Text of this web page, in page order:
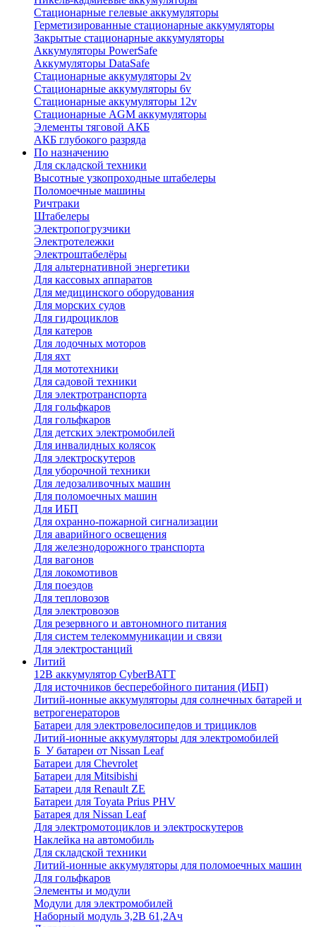
Стационарные гелевые аккумуляторы
Герметизированные стационарные аккумуляторы
Закрытые стационарные аккумуляторы
Аккумуляторы PowerSafe
Аккумуляторы DataSafe
Стационарные аккумуляторы 2v
Стационарные аккумуляторы 6v
Стационарные аккумуляторы 12v
Стационарные AGM аккумуляторы
Элементы тяговой АКБ
АКБ глубокого разряда
По назначению
Для складской техники
Высотные узкопроходные штабелеры
Поломоечные машины
Ричтраки
Штабелеры
Электропогрузчики
Электротележки
Электроштабелёры
Для альтернативной энергетики
Для кассовых аппаратов
Для медицинского оборудования
Для морских судов
Для гидроциклов
Для катеров
Для лодочных моторов
Для яхт
Для мототехники
Для садовой техники
Для электротранспорта
Для гольфкаров
Для гольфкаров
Для детских электромобилей
Для инвалидных колясок
Для электроскутеров
Для уборочной техники
Для ледозаливочных машин
Для поломоечных машин
Для ИБП
Для охранно-пожарной сигнализации
Для аварийного освещения
Для железнодорожного транспорта
Для вагонов
Для локомотивов
Для поездов
Для тепловозов
Для электровозов
Для резервного и автономного питания
Для систем телекоммуникации и связи
Для электростанций
Литий
12В аккумулятор CyberBATT
Для источников бесперебойного питания (ИБП)
Литий-ионные аккумуляторы для солнечных батарей и
ветрогенераторов
Батареи для электровелосипедов и трициклов
Литий-ионные аккумуляторы для электромобилей
Б_У батареи от Nissan Leaf
Батареи для Chevrolet
Батареи для Mitsibishi
Батареи для Renault ZE
Батареи для Toyata Prius PHV
Батарея для Nissan Leaf
Для электромотоциклов и электроскутеров
Наклейка на автомобиль
Для складской техники
Литий-ионные аккумуляторы для поломоечных машин
Для гольфкаров
Элементы и модули
Модули для электромобилей
Наборный модуль 3,2В 61,2Ач